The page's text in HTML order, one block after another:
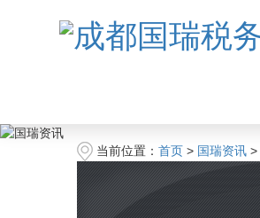
当前位置： 首页 > 国瑞资讯 >